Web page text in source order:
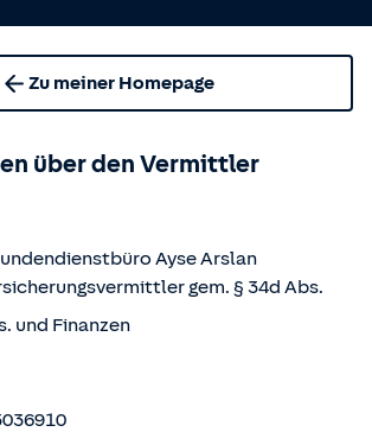
Zu meiner Homepage
über den Vermittler
Ayse Arslan
gem. § 34d Abs.
und Finanzen